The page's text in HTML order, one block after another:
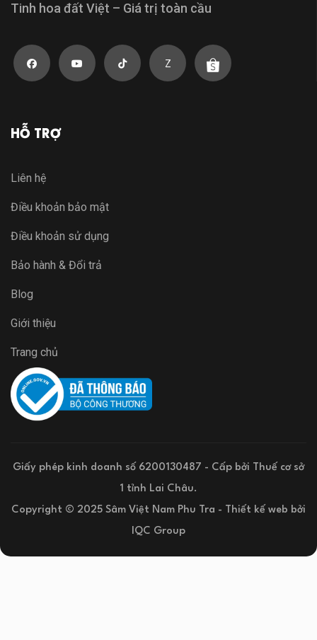
Tinh hoa đất Việt – Giá trị toàn cầu
Z
HỖ TRỢ
Liên hệ
Điều khoản bảo mật
Điều khoản sử dụng
Bảo hành & Đổi trả
Blog
Giới thiệu
Trang chủ
Giấy phép kinh doanh số 6200130487 - Cấp bởi Thuế cơ sở
1 tỉnh Lai Châu.
Copyright © 2025 Sâm Việt Nam Phu Tra - Thiết kế web bởi
IQC Group